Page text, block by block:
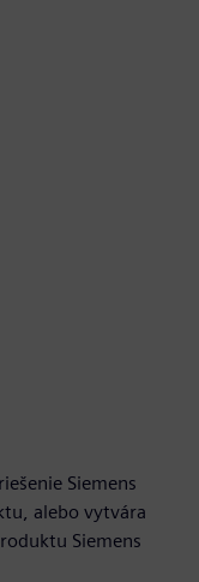
Siemens
alebo vytvára
Siemens